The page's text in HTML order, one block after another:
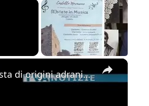
×
Alla “Festa della Musica” protagonista anche il musicista di origini adranite Riccardo Tomasello